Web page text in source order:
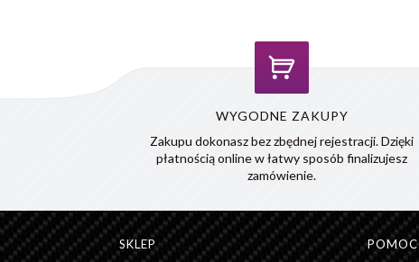
WYGODNE ZAKUPY
Zakupu dokonasz bez zbędnej rejestracji. Dzięki
płatnością online w łatwy sposób finalizujesz
zamówienie.
SKLEP
POMOC